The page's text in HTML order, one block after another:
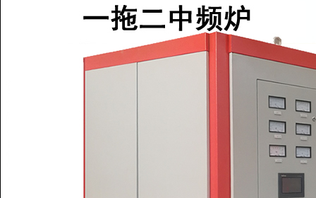
3吨中频炉熔化